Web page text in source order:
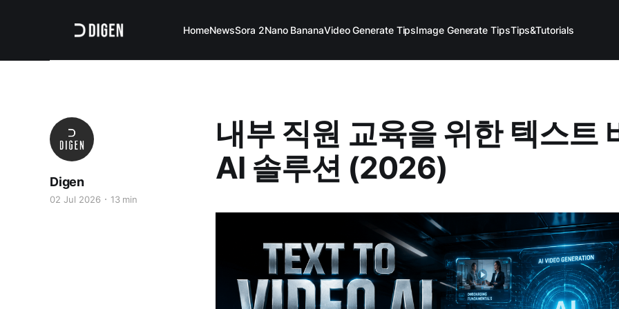
HomeNewsSora 2Nano BananaVideo Generate TipsImage Generate TipsTips&Tutorials
내부 직원 교육을 위한 텍스트
AI 솔루션 (2026)
Digen
02 Jul 2026 13 min